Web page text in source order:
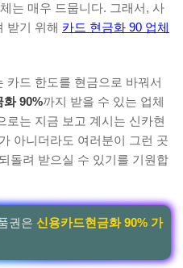
는 매우 드뭅니다. 그래서, 사
받기 위해 카드 현금화 90 업체
카드 한도를 현금으로 바꿔서
화 90%까지 받을 수 있는 업체
로는 지금 보고 계시는 신카현
아니더라도 여러분이 그런 곳
돌려 받으실 수 있기를 기원합
권은 신용카드현금화 90% 가